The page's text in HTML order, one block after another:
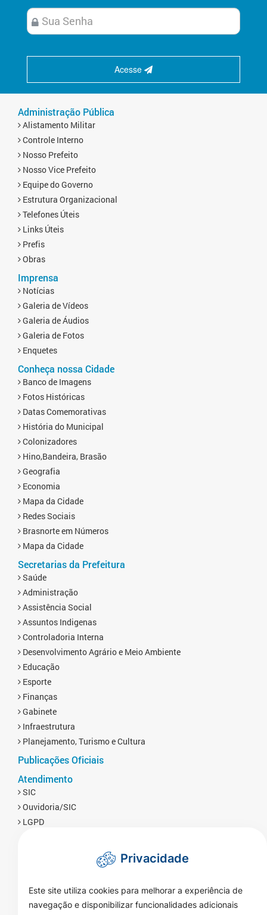
Acesse
Administração Pública
Alistamento Militar
Controle Interno
Nosso Prefeito
Nosso Vice Prefeito
Equipe do Governo
Estrutura Organizacional
Telefones Úteis
Links Úteis
Prefis
Obras
Imprensa
Notícias
Galeria de Vídeos
Galeria de Áudios
Galeria de Fotos
Enquetes
Conheça nossa Cidade
Banco de Imagens
Fotos Históricas
Datas Comemorativas
História do Municipal
Colonizadores
Hino,Bandeira, Brasão
Geografia
Economia
Mapa da Cidade
Redes Sociais
Brasnorte em Números
Mapa da Cidade
Secretarias da Prefeitura
Saúde
Administração
Assistência Social
Assuntos Indigenas
Controladoria Interna
Desenvolvimento Agrário e Meio Ambiente
Educação
Esporte
Finanças
Gabinete
Infraestrutura
Planejamento, Turismo e Cultura
Publicações Oficiais
Atendimento
SIC
Ouvidoria/SIC
LGPD
Privacidade
Este site utiliza cookies para melhorar a experiência de
navegação e disponibilizar funcionalidades adicionais